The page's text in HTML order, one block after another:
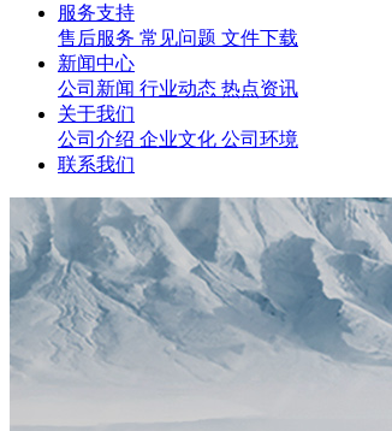
服务支持
售后服务 常见问题 文件下载
新闻中心
公司新闻 行业动态 热点资讯
关于我们
公司介绍 企业文化 公司环境
联系我们